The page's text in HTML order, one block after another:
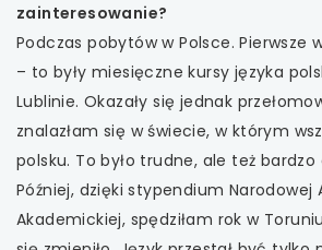
zainteresowanie?
Podczas pobytów w Polsce. Pierwsze
– to były miesięczne kursy języka
Lublinie. Okazały się jednak
znalazłam się w świecie, w którym
polsku. To było trudne, ale też
Później, dzięki stypendium Narodowej
Akademickiej, spędziłam rok w